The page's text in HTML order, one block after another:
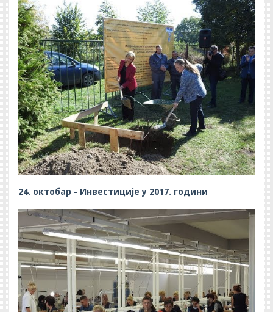
24. октобар - Инвестиције у 2017. години